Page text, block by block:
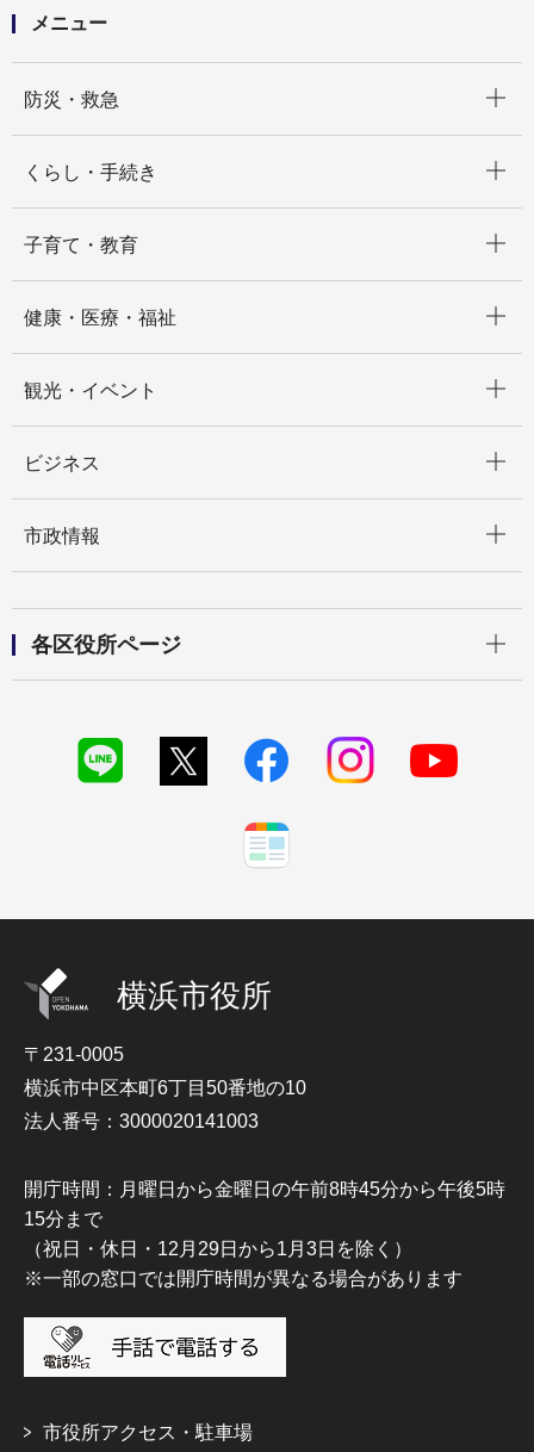
メニュー
防災・救急
くらし・手続き
子育て・教育
健康・医療・福祉
観光・イベント
ビジネス
市政情報
各区役所ページ
横浜市役所
〒231-0005
横浜市中区本町6丁目50番地の10
法人番号：3000020141003
開庁時間：月曜日から金曜日の午前8時45分から午後5時
15分まで
（祝日・休日・12月29日から1月3日を除く）
※一部の窓口では開庁時間が異なる場合があります
市役所アクセス・駐車場